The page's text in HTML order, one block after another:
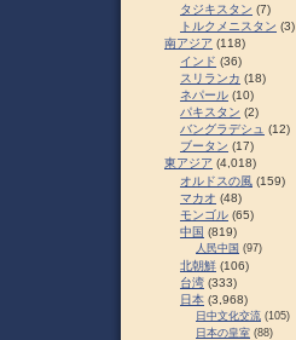
タジキスタン (7)
トルクメニスタン (3)
南アジア (118)
インド (36)
スリランカ (18)
ネパール (10)
パキスタン (2)
バングラデシュ (12)
ブータン (17)
東アジア (4,018)
オルドスの風 (159)
マカオ (48)
モンゴル (65)
中国 (819)
人民中国 (97)
北朝鮮 (106)
台湾 (333)
日本 (3,968)
日中文化交流 (105)
日本の皇室 (88)